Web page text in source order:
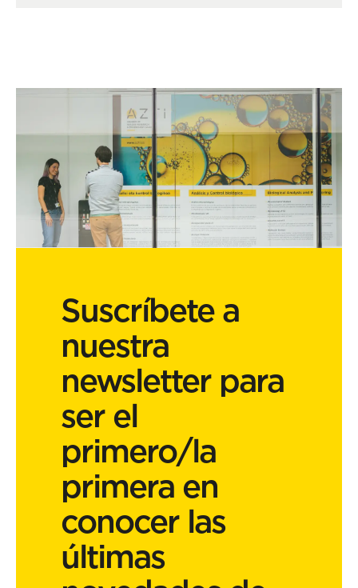
Suscríbete a
nuestra
newsletter para
ser el
primero/la
primera en
conocer las
últimas